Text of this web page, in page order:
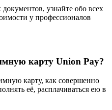
узнайте обо всех
у профессионалов
карту Union Pay?
карту, как совершенно
её, расплачиваться ею в